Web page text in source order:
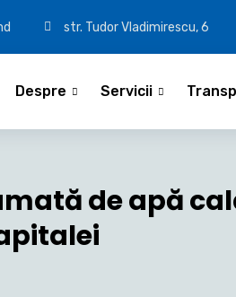
str. Tudor Vladimirescu, 6
Despre Servicii
de apă